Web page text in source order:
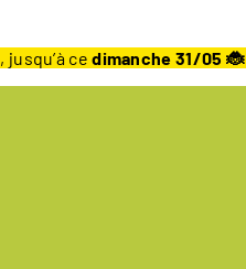
, jusqu’à cedimanche 31/05 🐞